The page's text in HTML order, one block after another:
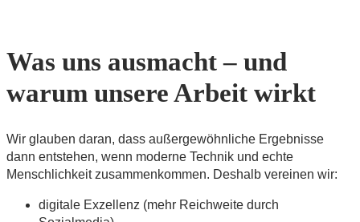
Was uns ausmacht – und
warum unsere Arbeit wirkt
Wir glauben daran, dass außergewöhnliche Ergebnisse
dann entstehen, wenn moderne Technik und echte
Menschlichkeit zusammenkommen. Deshalb vereinen wir:
digitale Exzellenz (mehr Reichweite durch